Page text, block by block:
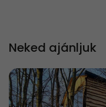
Neked ajánljuk